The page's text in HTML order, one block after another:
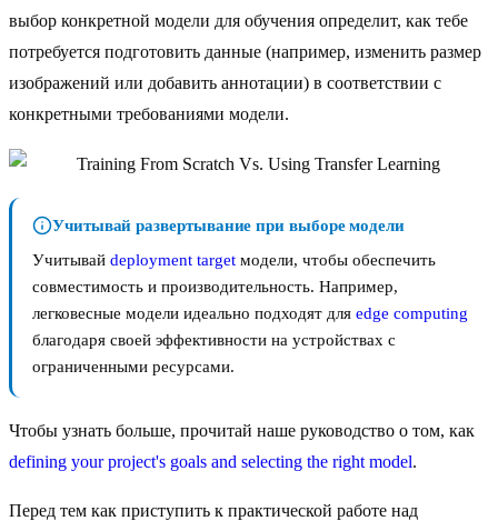
выбор конкретной модели для обучения определит, как тебе
потребуется подготовить данные (например, изменить размер
изображений или добавить аннотации) в соответствии с
конкретными требованиями модели.
Учитывай развертывание при выборе модели
Учитывай deployment target модели, чтобы обеспечить
совместимость и производительность. Например,
легковесные модели идеально подходят для edge computing
благодаря своей эффективности на устройствах с
ограниченными ресурсами.
Чтобы узнать больше, прочитай наше руководство о том, как
defining your project's goals and selecting the right model.
Перед тем как приступить к практической работе над